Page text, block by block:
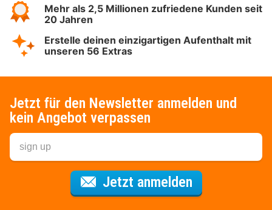
Mehr als 2,5 Millionen zufriedene Kunden seit
20 Jahren
Erstelle deinen einzigartigen Aufenthalt mit
unseren 56 Extras
Jetzt für den Newsletter anmelden und
kein Angebot verpassen
Jetzt anmeldenFür den